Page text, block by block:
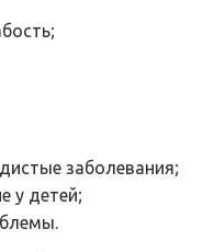
заболевания;
у детей;